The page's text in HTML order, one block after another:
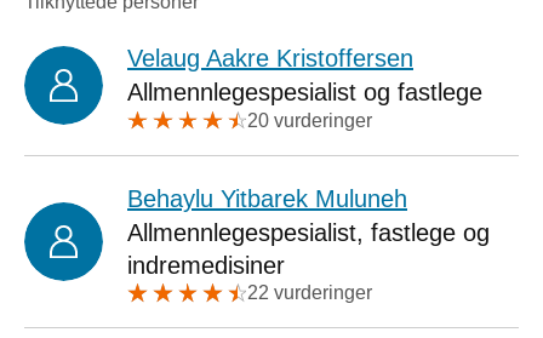
Velaug Aakre Kristoffersen
Allmennlegespesialist og fastlege
20 vurderinger
Behaylu Yitbarek Muluneh
Allmennlegespesialist, fastlege og
indremedisiner
22 vurderinger